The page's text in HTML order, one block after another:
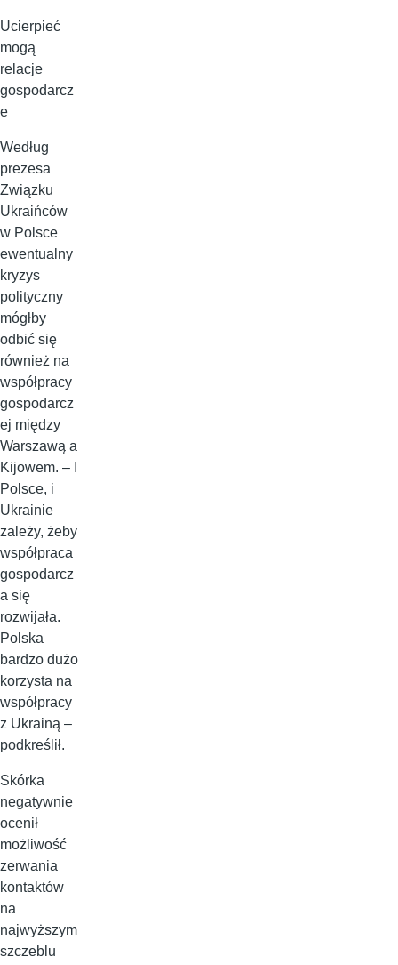
Ucierpieć
mogą
relacje
gospodarcz
e
Według
prezesa
Związku
Ukraińców
w Polsce
ewentualny
kryzys
polityczny
mógłby
odbić się
również na
współpracy
gospodarcz
ej między
Warszawą a
Kijowem. – I
Polsce, i
Ukrainie
zależy, żeby
współpraca
gospodarcz
a się
rozwijała.
Polska
bardzo dużo
korzysta na
współpracy
z Ukrainą –
podkreślił.
Skórka
negatywnie
ocenił
możliwość
zerwania
kontaktów
na
najwyższym
szczeblu